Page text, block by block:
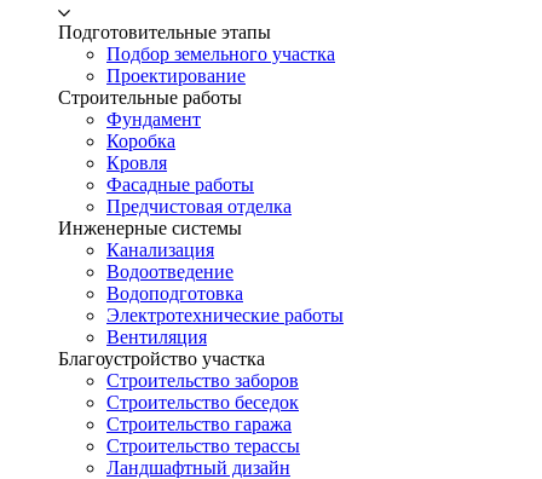
Подготовительные этапы
Подбор земельного участка
Проектирование
Строительные работы
Фундамент
Коробка
Кровля
Фасадные работы
Предчистовая отделка
Инженерные системы
Канализация
Водоотведение
Водоподготовка
Электротехнические работы
Вентиляция
Благоустройство участка
Строительство заборов
Строительство беседок
Строительство гаража
Строительство терассы
Ландшафтный дизайн